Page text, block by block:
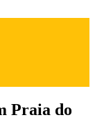
Praia do